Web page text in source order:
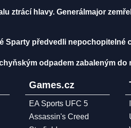
ztrácí hlavy. Generálmajor
Sparty předvedli
odpadem zabaleným
Games.cz
EA Sports UFC 5
Assassin's Creed